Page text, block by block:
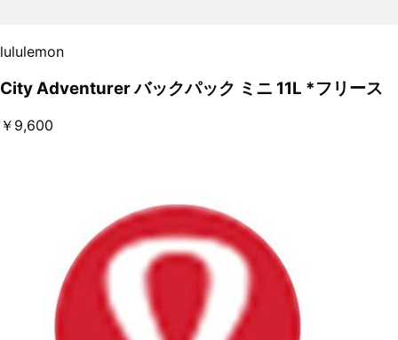
lululemon
City Adventurer バックパック ミニ 11L *フリース
￥9,600